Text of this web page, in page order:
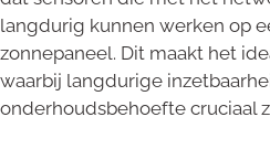
langdurig kunnen werken op
zonnepaneel. Dit maakt het
waarbij langdurige
onderhoudsbehoefte cruciaal